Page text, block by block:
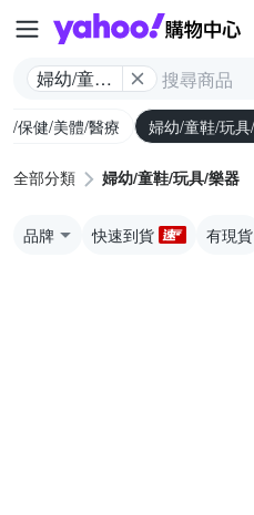
婦幼/童鞋/
/保健/美體/醫療 婦幼/童鞋/玩
全部分類 婦幼/童鞋/玩具/樂器
品牌 快速到貨 有現貨